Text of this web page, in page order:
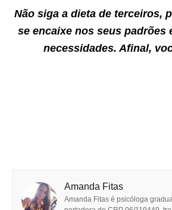
Não siga a dieta de terceiros,
se encaixe nos seus padrões
necessidades. Afinal,
Amanda Fitas
Amanda Fitas é psicóloga